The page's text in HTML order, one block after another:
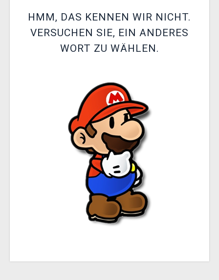
XZONE CLUB
HMM, DAS KENNEN WIR NICHT.
VERSUCHEN SIE, EIN ANDERES
WORT ZU WÄHLEN.